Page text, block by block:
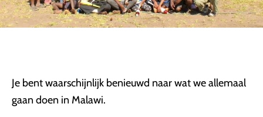
Je bent waarschijnlijk benieuwd naar wat we allemaal
gaan doen in Malawi.